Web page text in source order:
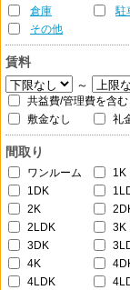
倉庫
駐
その他
賃料
～
共益費/管理費を含む
敷金なし
礼
間取り
ワンルーム
1K
1DK
2K
2LDK
3K
3DK
4K
4LDK